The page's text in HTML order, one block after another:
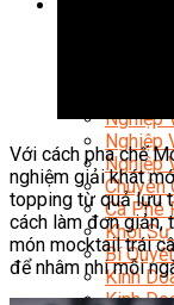
Nghiệp
Nghiệp
Nghiệp
Chuyên
Cà Phê
Khởi Sự
Bí
Kinh
Kinh
Với cách pha chế
nghiệm giải khát
topping từ quả lựu
cách làm đơn giản,
món mocktail trái
để nhâm nhi mỗi